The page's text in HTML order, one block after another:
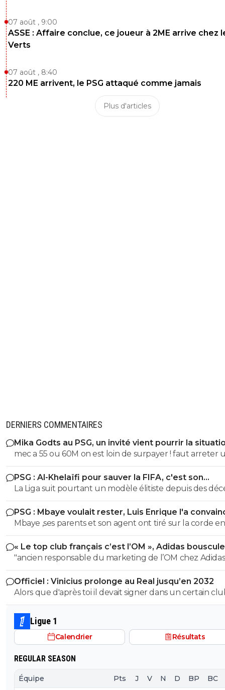
07 août , 9:00
ASSE : Affaire conclue, ce joueur à 2ME arrive chez
Verts
07 août , 8:40
220 ME arrivent, le PSG attaqué comme jamais
Plus d'articles
DERNIERS COMMENTAIRES
Mika Godts au PSG, un invité vient pourrir la
mec a 55 ou 60M on est loin de surpayer ! faut arreter
peu, a ce moment Joao Neves avait rien prouvé non
maintenant on dit merci alors qu'on la acheté 60M€ (le
meme prix) donc a un moment faut arreter, on pause
et on avance, tant que c'est pas 80 ou 90 (soit le
l'offre initial a 45)
PSG : Al-Khelaïfi pour sauver la FIFA, c'est son
cauchemar
La Liga suit pourtant un modèle élitiste depuis des
et c'est même cela qui a permis à 2 clubs de se forger
palmarès national et européen.
PSG : Mbaye voulait rester, Luis Enrique l'a
Mbaye ,ses parents et son agent ont tiré sur la corde en
croyanty que L.E ferait tout pour le garder .Ils le
arrivé le branleur.A l'arrivée il va degager
« Le top club français c’est l’OM », Adidas
PSG
"ancien responsable du marketing de l’OM chez
Quel avis neutre et impartial 🤣😂🤣
Officiel : Vinicius prolonge au Real jusqu’en 2032
Alors que d'après toi il devait signer dans un certain
Ligue 1
Calendrier Résultats
REGULAR SEASON
Équipe Pts J V N D BP BC